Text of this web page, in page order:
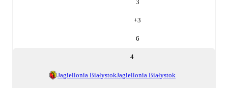
3
+3
6
4
Jagiellonia BiałystokJagiellonia Białystok